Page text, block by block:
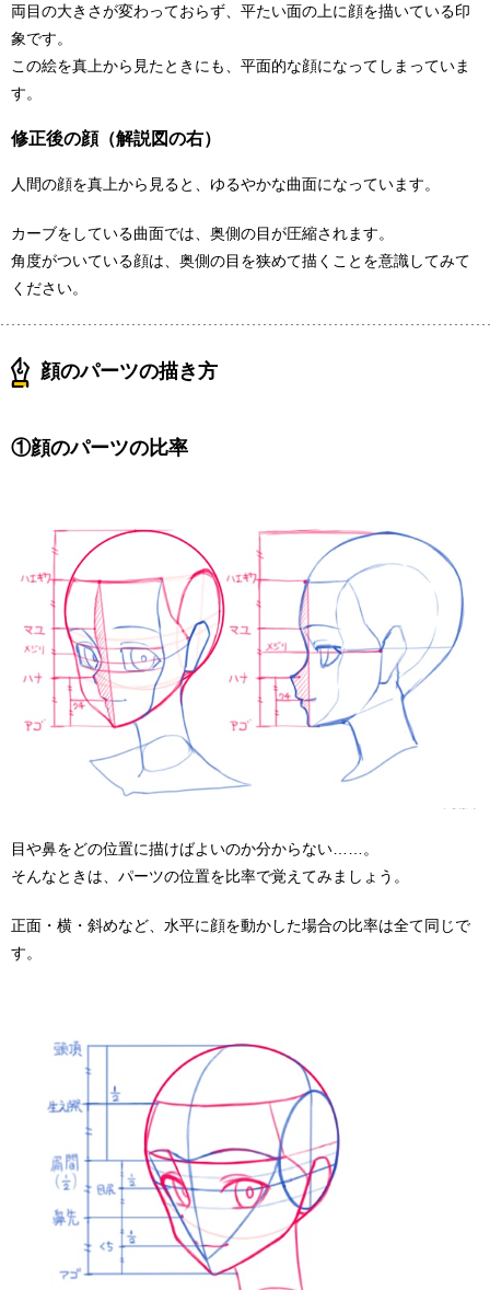
両目の大きさが変わっておらず、平たい面の上に顔を描いている印
象です。
この絵を真上から見たときにも、平面的な顔になってしまっていま
す。
修正後の顔（解説図の右）
人間の顔を真上から見ると、ゆるやかな曲面になっています。
カーブをしている曲面では、奥側の目が圧縮されます。
角度がついている顔は、奥側の目を狭めて描くことを意識してみて
ください。
顔のパーツの描き方
①顔のパーツの比率
目や鼻をどの位置に描けばよいのか分からない……。
そんなときは、パーツの位置を比率で覚えてみましょう。
正面・横・斜めなど、水平に顔を動かした場合の比率は全て同じで
す。